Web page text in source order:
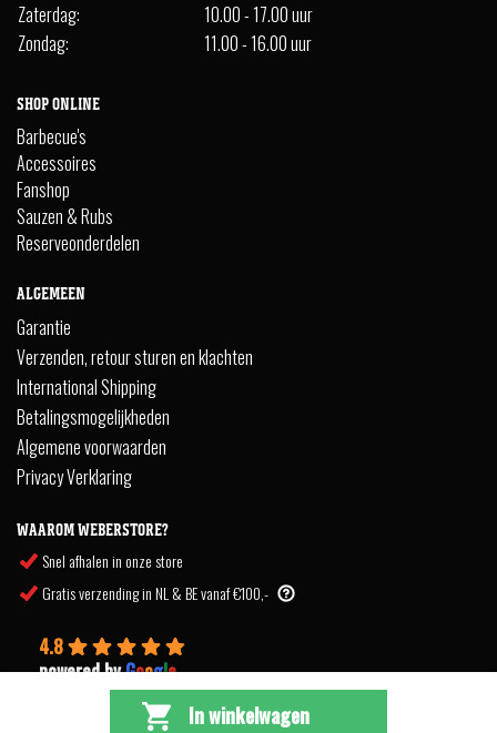
In winkelwagen
Zaterdag:
10.00 - 17.00 uur
Zondag:
11.00 - 16.00 uur
SHOP ONLINE
Barbecue's
Accessoires
Fanshop
Sauzen & Rubs
Reserveonderdelen
ALGEMEEN
Garantie
Verzenden, retour sturen en klachten
International Shipping
Betalingsmogelijkheden
Algemene voorwaarden
Privacy Verklaring
WAAROM WEBERSTORE?
Snel afhalen in onze store
Gratis verzending in NL & BE vanaf €100,-
4.8
powered byGoogle